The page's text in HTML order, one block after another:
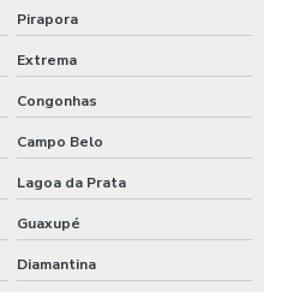
Pirapora
Extrema
Congonhas
Campo Belo
Lagoa da Prata
Guaxupé
Diamantina